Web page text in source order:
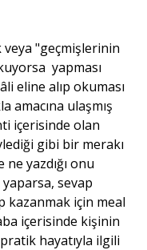
veya "geçmişlerinin
yapması
eline alıp okuması
amacına ulaşmış
içerisinde olan
gibi bir merakı
yazdığı onu
sevap
kazanmak için meal
içerisinde kişinin
hayatıyla ilgili